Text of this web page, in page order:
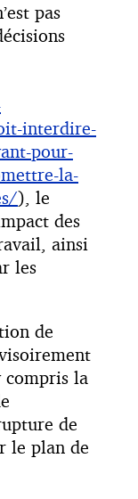
pas
interdire-
pour-
la-
), le
des
ainsi
les
de
compris la
de
le plan de